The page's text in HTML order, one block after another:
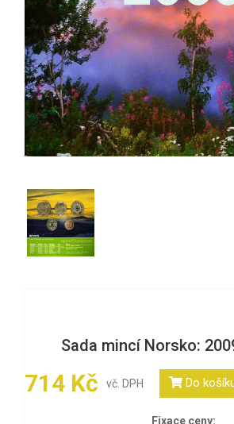
Sada mincí Norsko:
714 Kč vč. DPH Do
Fixace ceny: